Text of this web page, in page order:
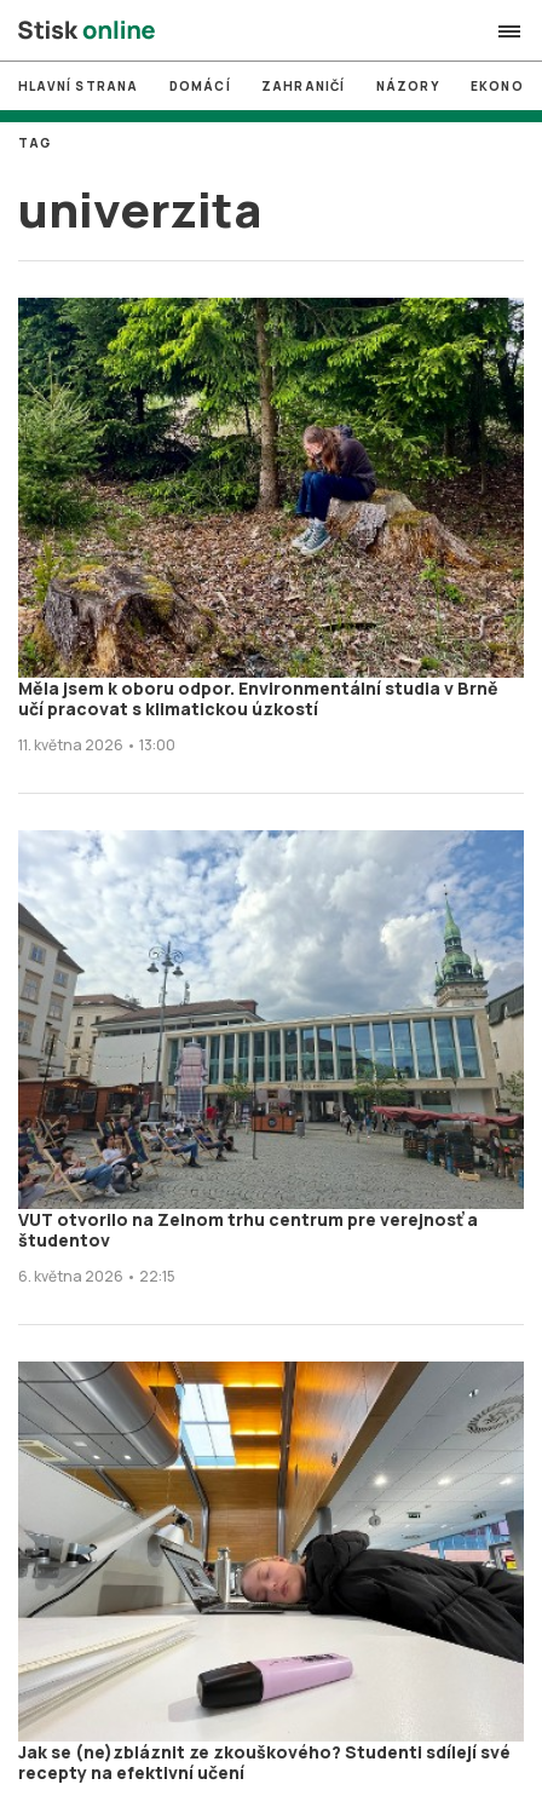
search
# MUNI
# Brno
# volby
login PŘIHLÁSIT SE
Zapomněli jste heslo?
Založit nový účet
HLAVNÍ STRANA DOMÁCÍ ZAHRANIČÍ NÁZORY
univerzita
TAG
Měla jsem k oboru odpor. Environmentální studia v Brně
učí pracovat s klimatickou úzkostí
11. května 2026 • 13:00
VUT otvorilo na Zelnom trhu centrum pre verejnosť a
študentov
6. května 2026 • 22:15
Jak se (ne)zbláznit ze zkouškového? Studenti sdílejí své
recepty na efektivní učení